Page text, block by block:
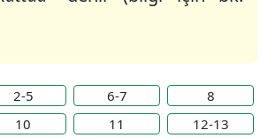
2-5 6-7
8
10 11
12-13